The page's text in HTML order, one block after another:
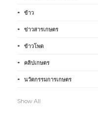
ข้าว
ข่าวสารเกษตร
ข้าวโพด
คลิปเกษตร
นวัตกรรมการเกษตร
Show All